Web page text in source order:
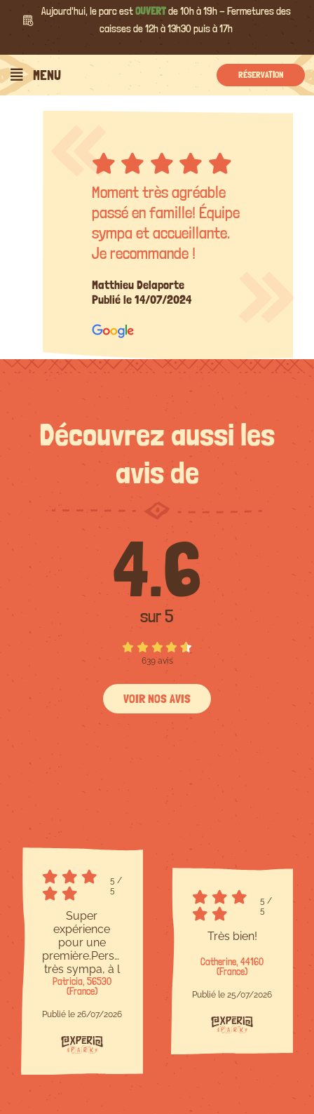
Aujourd'hui, le parc estOUVERTde 10h à 19h - Fermetures des
caisses de 12h à 13h30 puis à 17h
MENU RÉSERVATION
Moment très agréable
passé en famille! Équipe
sympa et accueillante.
Je recommande !
Matthieu Delaporte
Publié le 14/07/2024
Découvrez aussi les
avis de
4.6
sur 5
639 avis
VOIR NOS AVIS
5 /
5
Super
expérience
pour une
première.Personnel
très sympa, à l
écoute et
bienveillant.Site
à taille
humaine,c est
parfait.Il y en a
pour tous les
chacun trouve
recommande !
Patricia, 56530
(France)
Publié le 26/07/2026
5 /
5
Très bien!
Catherine, 44160
(France)
Publié le 25/07/2026